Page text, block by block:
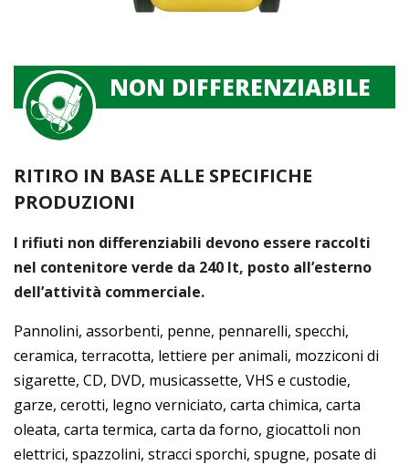
NON DIFFERENZIABILE
RITIRO IN BASE ALLE SPECIFICHE
PRODUZIONI
I rifiuti non differenziabili devono essere raccolti
nel contenitore verde da 240 lt, posto all’esterno
dell’attività commerciale.
Pannolini, assorbenti, penne, pennarelli, specchi,
ceramica, terracotta, lettiere per animali, mozziconi di
sigarette, CD, DVD, musicassette, VHS e custodie,
garze, cerotti, legno verniciato, carta chimica, carta
oleata, carta termica, carta da forno, giocattoli non
elettrici, spazzolini, stracci sporchi, spugne, posate di